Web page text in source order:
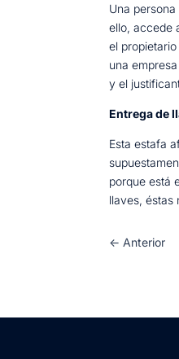
Una
ello, accede
el
una
y el
Entrega de
Esta estafa
porque está
llaves, éstas
← Anterior